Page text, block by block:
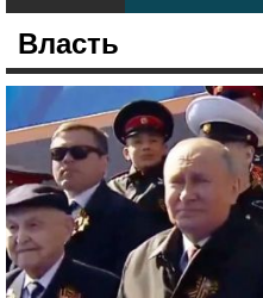
Власть